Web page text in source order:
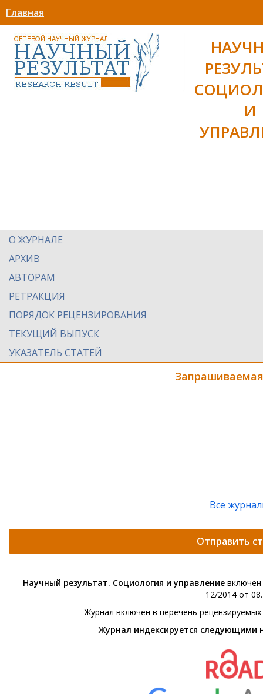
Главная
И
О ЖУРНАЛЕ
АРХИВ
АВТОРАМ
РЕТРАКЦИЯ
ПОРЯДОК РЕЦЕНЗИРОВАНИЯ
ТЕКУЩИЙ ВЫПУСК
УКАЗАТЕЛЬ СТАТЕЙ
Все
Отправить
Научный результат. Социология и управление
12/2014 от
Журнал включен в перечень
Журнал индексируется